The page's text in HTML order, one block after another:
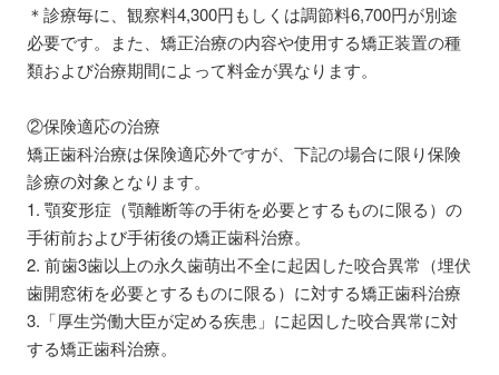
＊診療毎に、観察料4,300円もしくは調節料6,700円が別途
必要です。また、矯正治療の内容や使用する矯正装置の種
類および治療期間によって料金が異なります。
②保険適応の治療
矯正歯科治療は保険適応外ですが、下記の場合に限り保険
診療の対象となります。
1. 顎変形症（顎離断等の手術を必要とするものに限る）の
手術前および手術後の矯正歯科治療。
2. 前歯3歯以上の永久歯萌出不全に起因した咬合異常（埋伏
歯開窓術を必要とするものに限る）に対する矯正歯科治療
3.「厚生労働大臣が定める疾患」に起因した咬合異常に対
する矯正歯科治療。